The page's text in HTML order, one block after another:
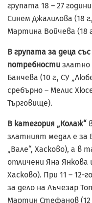
групата 18 – 27
Синем Джалилова (18
Мартина Войчева (18
В групата за деца
потребности златно
Банчева (10 г., СУ
сребърно – Мелис
Търговище).
В категория „Колаж“
златният медал е за
„Вале“, Хасково), а в
отличени Яна Янкова
Хасково). При 11 –
за дело на Лъчезар
Мартин Стефанов (12